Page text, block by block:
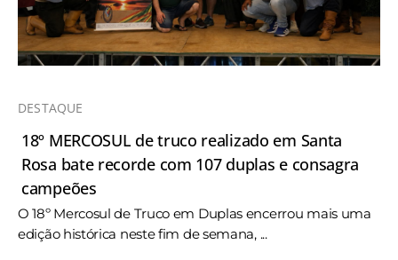
DESTAQUE
18º MERCOSUL de truco realizado em Santa
Rosa bate recorde com 107 duplas e consagra
campeões
O 18º Mercosul de Truco em Duplas encerrou mais uma
edição histórica neste fim de semana, ...